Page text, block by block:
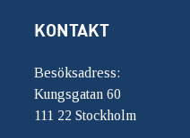
KONTAKT
Besöksadress:
Kungsgatan 60
111 22 Stockholm